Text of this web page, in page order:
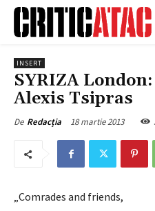
INSERT
SYRIZA
Alexis Tsipras
De Redacția 18 martie 2013
„Comrades and friends,